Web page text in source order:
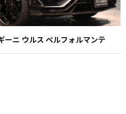
ニ ウルス ペルフォルマンテ